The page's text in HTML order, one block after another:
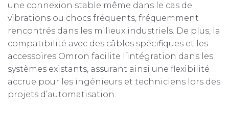
une connexion stable même dans le cas de
vibrations ou chocs fréquents, fréquemment
rencontrés dans les milieux industriels. De plus, la
compatibilité avec des câbles spécifiques et les
accessoires Omron facilite l’intégration dans les
systèmes existants, assurant ainsi une flexibilité
accrue pour les ingénieurs et techniciens lors des
projets d’automatisation.